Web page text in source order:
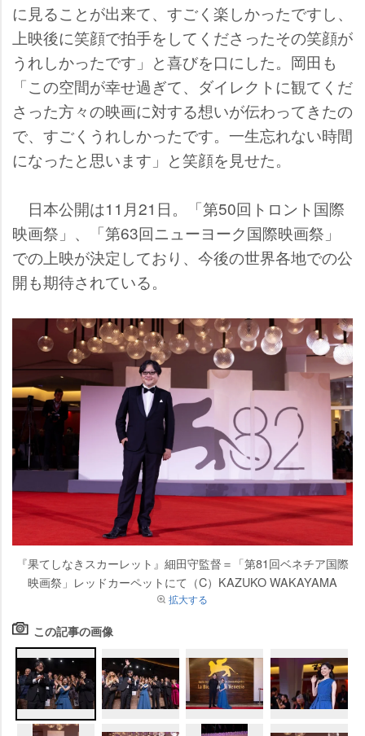
に見ることが出来て、すごく楽しかったですし、
上映後に笑顔で拍手をしてくださったその笑顔が
うれしかったです」と喜びを口にした。岡田も
「この空間が幸せ過ぎて、ダイレクトに観てくだ
さった方々の映画に対する想いが伝わってきたの
で、すごくうれしかったです。一生忘れない時間
になったと思います」と笑顔を見せた。
日本公開は11月21日。「第50回トロント国際
映画祭」、「第63回ニューヨーク国際映画祭」
での上映が決定しており、今後の世界各地での公
開も期待されている。
『果てしなきスカーレット』細田守監督＝「第81回ベネチア国際
映画祭」レッドカーペットにて（C）KAZUKO WAKAYAMA
拡大する
この記事の画像